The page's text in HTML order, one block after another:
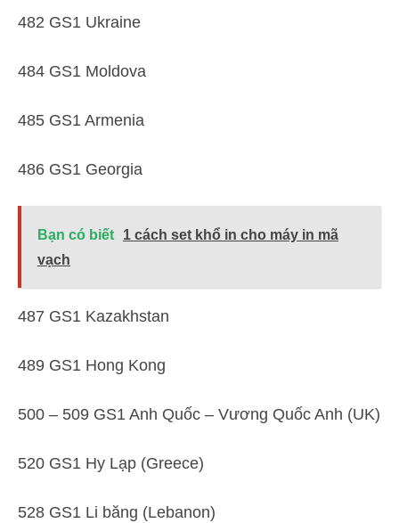
482 GS1 Ukraine
484 GS1 Moldova
485 GS1 Armenia
486 GS1 Georgia
Bạn có biết
1 cách set khổ in cho máy in mã
vạch
487 GS1 Kazakhstan
489 GS1 Hong Kong
500 – 509 GS1 Anh Quốc – Vương Quốc Anh (UK)
520 GS1 Hy Lạp (Greece)
528 GS1 Li băng (Lebanon)